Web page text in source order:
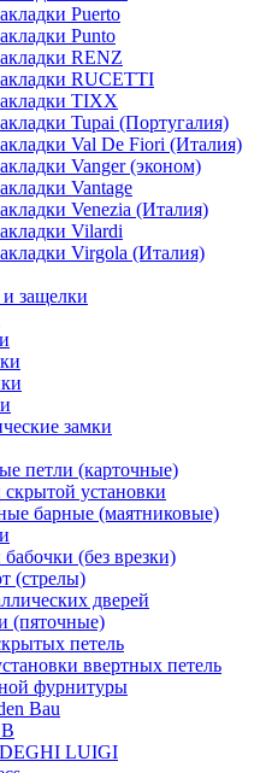
Puerto
Punto
RENZ
RUCETTI
TIXX
Tupai (Португалия)
Val De Fiori (Италия)
Vanger (эконом)
Vantage
Venezia (Италия)
Vilardi
Virgola (Италия)
защелки
замки
петли (карточные)
установки
барные (маятниковые)
(без врезки)
(стрелы)
дверей
(пяточные)
петель
ввертных петель
фурнитуры
Bau
LUIGI